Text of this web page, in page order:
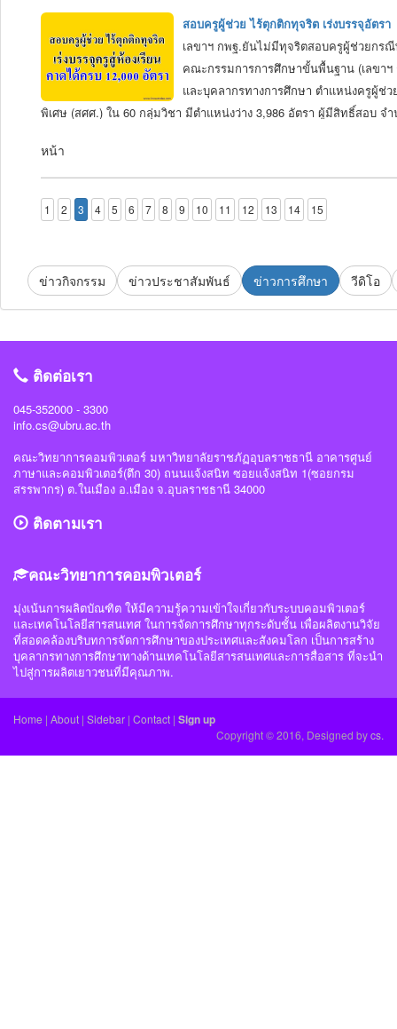
กันแล้วแค่ไหน และเตรียมการรับมือกับการรวมตัวครั้งสำคัญนี้อย่างไร
ศึกษาธิการซึ่งเป็นองค์กรหลักเอง ต้องให้น้ำหนักในเรื่องการสร้างคว
รวมถึงการสร้างความพร้อมภายในเพื่อรับมือการติดต่อเชื่อมโยงในอาเ
สอบครูผู้ช่วย ไร้ตุกติกทุจริต เร่งบรรจุอัตรา
เลขาฯ กพฐ.ยันไม่มีทุจริตสอบครูผู้ช่วยกรณี
คณะกรรมการการศึกษาขั้นพื้นฐาน (เลขา
และบุคลากรทางการศึกษา ตำแหน่งครูผู้ช่
พิเศษ (สศศ.) ใน 60 กลุ่มวิชา มีตำแหน่งว่าง 3,986 อัตรา ผู้มีสิทธิ์สอบ
ประกาศผลผู้สอบผ่านการคัดเลือกที่ได้คะแนนเกินร้อยละ 60 ซึ่งภาพรวม
หน้า
1 2 3 4 5 6 7 8 9 10 11 12 13 14 15
ข่าวกิจกรรม ข่าวประชาสัมพันธ์ ข่าวการศึกษา วีดิโอ
ติดต่อเรา
045-352000 - 3300
info.cs@ubru.ac.th
คณะวิทยาการคอมพิวเตอร์ มหาวิทยาลัยราชภัฏอุบลราชธานี อาคารศูนย์
ภาษาและคอมพิวเตอร์(ตึก 30) ถนนแจ้งสนิท ซอยแจ้งสนิท 1(ซอยกรม
สรรพากร) ต.ในเมือง อ.เมือง จ.อุบลราชธานี 34000
ติดตามเรา
คณะวิทยาการคอมพิวเตอร์
มุ่งเน้นการผลิตบัณฑิต ให้มีความรู้ความเข้าใจเกี่ยวกับระบบคอมพิวเตอร์
และเทคโนโลยีสารสนเทศ ในการจัดการศึกษาทุกระดับชั้น เพื่อผลิตงานวิจัย
ที่สอดคล้องบริบทการจัดการศึกษาของประเทศและสังคมโลก เป็นการสร้าง
บุคลากรทางการศึกษาทางด้านเทคโนโลยีสารสนเทศและการสื่อสาร ที่จะนำ
ไปสู่การผลิตเยาวชนที่มีคุณภาพ.
Home | About | Sidebar | Contact | Sign up
Copyright © 2016, Designed bycs.